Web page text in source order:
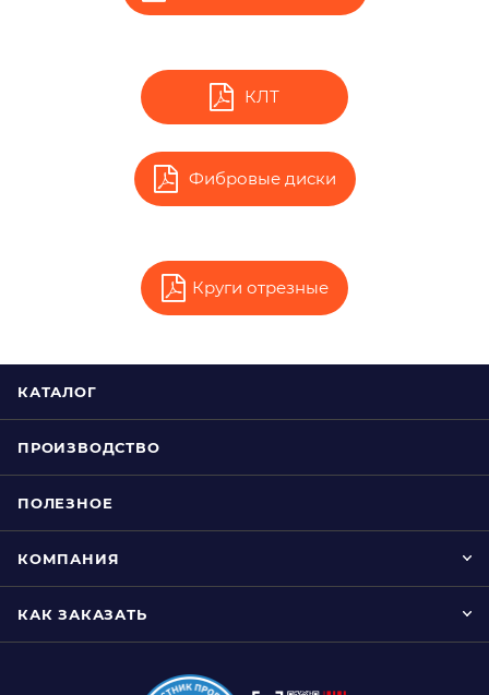
КЛТ
Фибровые диски
Круги отрезные
КАТАЛОГ
ПРОИЗВОДСТВО
ПОЛЕЗНОЕ
КОМПАНИЯ
КАК ЗАКАЗАТЬ